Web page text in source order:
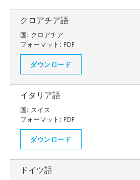
クロアチア語
国: クロアチア
フォーマット: PDF
ダウンロード
イタリア語
国: スイス
フォーマット: PDF
ダウンロード
ドイツ語